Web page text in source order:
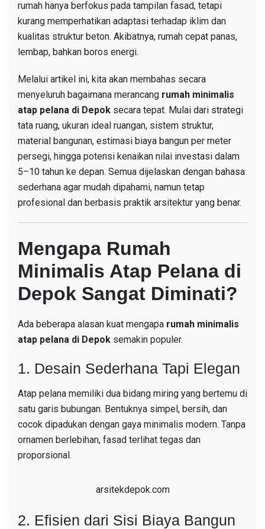
rumah hanya berfokus pada tampilan fasad, tetapi
kurang memperhatikan adaptasi terhadap iklim dan
kualitas struktur beton. Akibatnya, rumah cepat panas,
lembap, bahkan boros energi.
Melalui artikel ini, kita akan membahas secara
menyeluruh bagaimana merancang rumah minimalis
atap pelana di Depok secara tepat. Mulai dari strategi
tata ruang, ukuran ideal ruangan, sistem struktur,
material bangunan, estimasi biaya bangun per meter
persegi, hingga potensi kenaikan nilai investasi dalam
5–10 tahun ke depan. Semua dijelaskan dengan bahasa
sederhana agar mudah dipahami, namun tetap
profesional dan berbasis praktik arsitektur yang benar.
Mengapa Rumah
Minimalis Atap Pelana di
Depok Sangat Diminati?
Ada beberapa alasan kuat mengapa rumah minimalis
atap pelana di Depok semakin populer.
1. Desain Sederhana Tapi Elegan
Atap pelana memiliki dua bidang miring yang bertemu di
satu garis bubungan. Bentuknya simpel, bersih, dan
cocok dipadukan dengan gaya minimalis modern. Tanpa
ornamen berlebihan, fasad terlihat tegas dan
proporsional.
arsitekdepok.com
2. Efisien dari Sisi Biaya Bangun